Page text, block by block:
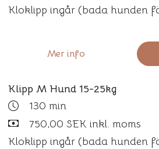
Kloklipp ingår (bada hunden
Mer info
Klipp M Hund 15-25kg
130 min
750,00 SEK inkl. moms
Kloklipp ingår (bada hunden